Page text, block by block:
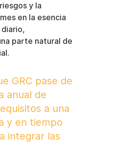
y la
en la esencia
diario,
parte natural de
GRC pase de
anual de
a una
y en tiempo
integrar las